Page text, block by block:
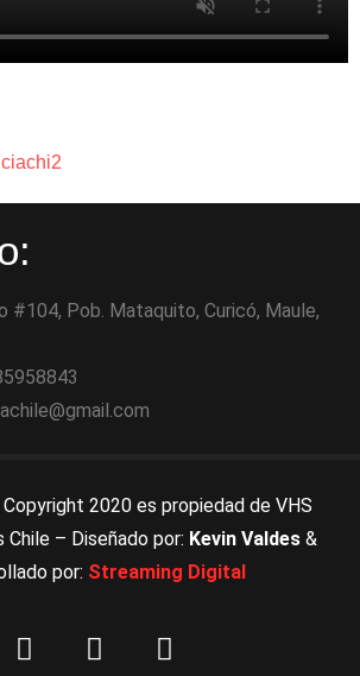
#104, Pob. Mataquito, Curicó, Maule,
2020 es propiedad de VHS
Chile – Diseñado por: Kevin Valdes &
por: Streaming Digital